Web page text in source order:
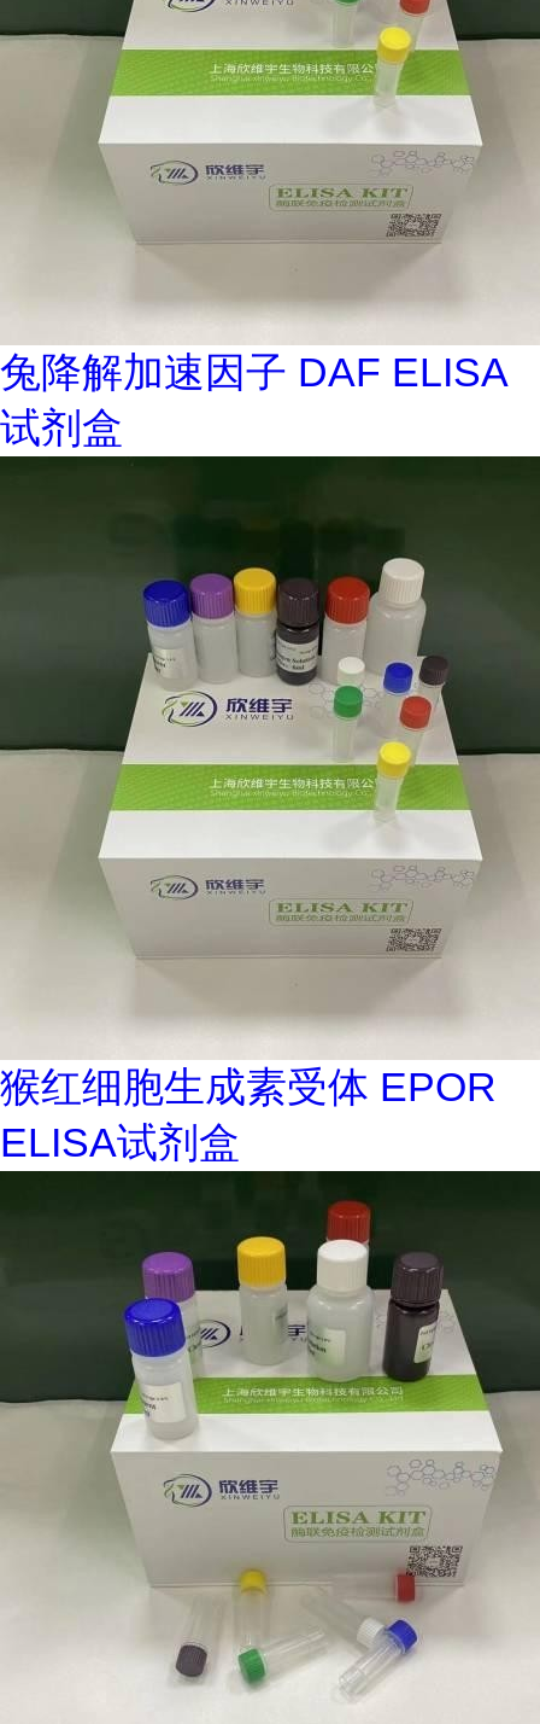
兔降解加速因子 DAF ELISA
试剂盒
猴红细胞生成素受体 EPOR
ELISA试剂盒